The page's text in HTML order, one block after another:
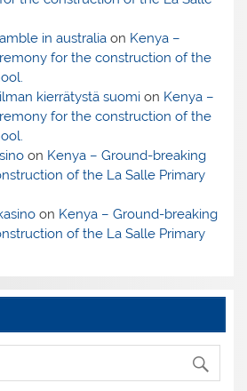
in australiaon Kenya –
for the construction of the
kierrätystä suomion Kenya –
for the construction of the
on Kenya – Ground-breaking
of the La Salle Primary
on Kenya – Ground-breaking
of the La Salle Primary